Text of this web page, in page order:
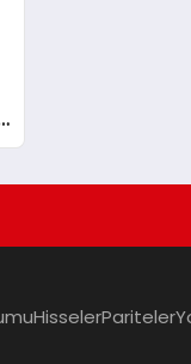
HisselerPariteler